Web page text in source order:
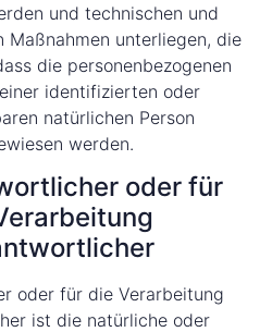
und technischen und
Maßnahmen unterliegen, die
die personenbezogenen
identifizierten oder
natürlichen Person
werden.
oder für
oder für die Verarbeitung
ist die natürliche oder